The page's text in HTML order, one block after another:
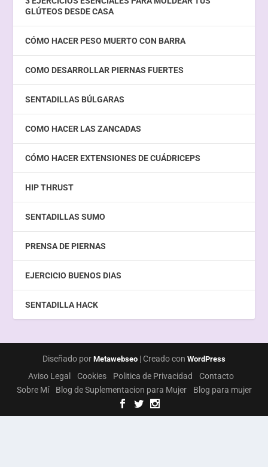
GLÚTEOS DESDE CASA
CÓMO HACER PESO MUERTO CON BARRA
COMO DESARROLLAR PIERNAS FUERTES
SENTADILLAS BÚLGARAS
COMO HACER LAS ZANCADAS
CÓMO HACER EXTENSIONES DE CUÁDRICEPS
HIP THRUST
SENTADILLAS SUMO
PRENSA DE PIERNAS
EJERCICIO BUENOS DIAS
SENTADILLA HACK
Diseñado por Metawebseo | Creado con WordPress
Aviso Legal Cookies Politica de Privacidad
Contacto
Sobre Mí
Blog de Suplementacion para Mujer Blog para mujer